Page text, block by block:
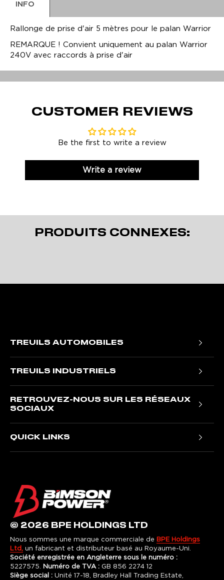
INFO
Rallonge de prise d'air 5 mètres pour le palan Warrior
REMARQUE ! Convient uniquement au palan Warrior
240V avec raccords à prise d'air
CUSTOMER REVIEWS
Be the first to write a review
Write a review
PRODUITS CONNEXES:
TREUILS AUTOMOBILES
Treuils furtifs
Treuils de samouraï
Treuils Gladiateur
TREUILS INDUSTRIELS
Treuils hydrauliques NH
Treuils hydrauliques JR
RETROUVEZ-NOUS SUR LES RÉSEAUX
SOCIAUX
Instagram
QUICK LINKS
Informations sur la garantie
Avis de traitement équitable
Politique de confidentialité
© 2026 BPE HOLDINGS LTD
Nous sommes une marque commerciale de BPE Holdings
Ltd, un fabricant et distributeur basé au Royaume-Uni.
Société enregistrée en Angleterre sous le numéro :
5227575. Numéro de TVA : GB 856 2274 12
Siège social : Unité 17-18, Bradley Hall Trading Estate,